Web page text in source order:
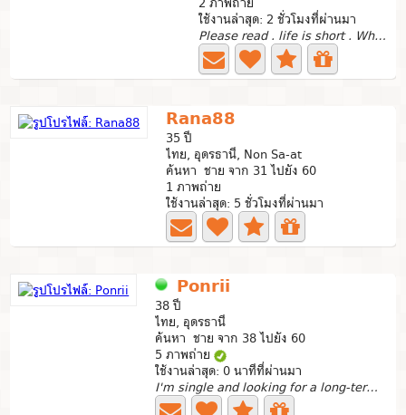
ใช้งานล่าสุด: 2 ชั่วโมงที่ผ่านมา
Please read . life is short . What's app only ..
Rana88
35 ปี
ไทย, อุดรธานี, Non Sa-at
ค้นหา ชาย จาก 31 ไปยัง 60
1 ภาพถ่าย
ใช้งานล่าสุด: 5 ชั่วโมงที่ผ่านมา
Ponrii
38 ปี
ไทย, อุดรธานี
ค้นหา ชาย จาก 38 ไปยัง 60
5 ภาพถ่าย
ใช้งานล่าสุด: 0 นาทีที่ผ่านมา
I'm single and looking for a long-term sincere rel